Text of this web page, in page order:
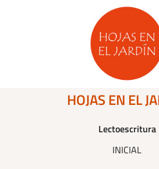
HOJAS EN EL
Lectoescritura
INICIAL